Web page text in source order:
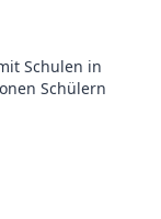
Schulen in
Schülern